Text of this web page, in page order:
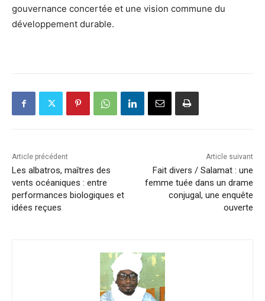
gouvernance concertée et une vision commune du
développement durable.
Article précédent
Les albatros, maîtres des
vents océaniques : entre
performances biologiques et
idées reçues
Article suivant
Fait divers / Salamat : une
femme tuée dans un drame
conjugal, une enquête
ouverte